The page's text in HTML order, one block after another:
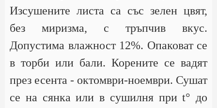
Изсушените листа са със зелен цвят,
без миризма, с тръпчив вкус.
Допустима влажност 12%. Опаковат се
в торби или бали. Корените се вадят
през есента - октомври-ноември. Сушат
се на сянка или в сушилня при t° до